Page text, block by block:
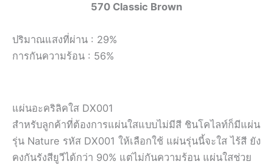
570 Classic Brown
ปริมาณแสงที่ผ่าน : 29%
การกันความร้อน : 56%
แผ่นอะคริลิคใส DX001
สำหรับลูกค้าที่ต้องการแผ่นใสแบบไม่มีสี ชินโคไลท์ก็มีแผ่น
รุ่น Nature รหัส DX001 ให้เลือกใช้ แผ่นรุ่นนี้จะใส ไร้สี ยัง
คงกันรังสียูวีได้กว่า 90% แต่ไม่กันความร้อน แผ่นใสช่วย